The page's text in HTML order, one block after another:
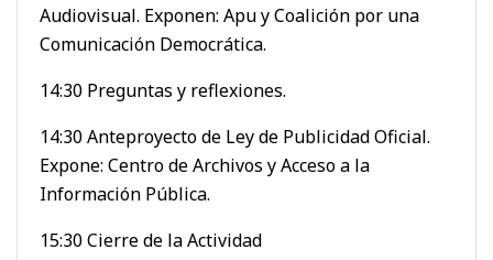
Audiovisual. Exponen: Apu y Coalición por una
Comunicación Democrática.
14:30 Preguntas y reflexiones.
14:30 Anteproyecto de Ley de Publicidad Oficial.
Expone: Centro de Archivos y Acceso a la
Información Pública.
15:30 Cierre de la Actividad